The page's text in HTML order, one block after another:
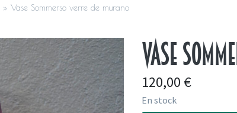
» Vase Sommerso verre de murano
Vase
120,00 €
En stock